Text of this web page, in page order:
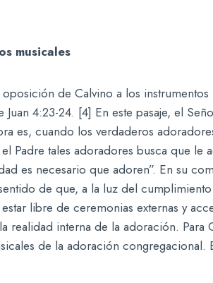
musicales
de Calvino a los
4:23-24. [4] En este pasaje, el
es, cuando los verdaderos
Padre tales adoradores busca que le
es necesario que adoren”. En su
de que, a la luz del
libre de ceremonias externas y
realidad interna de la adoración. Para
de la adoración